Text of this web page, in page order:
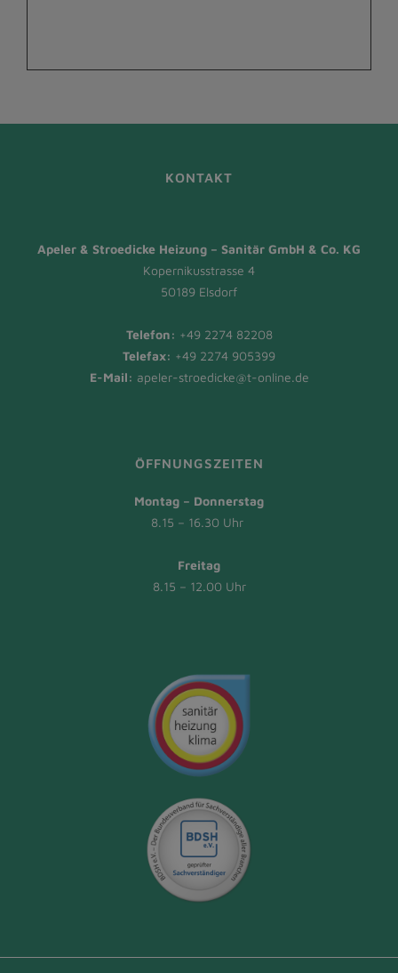
KONTAKT
Apeler & Stroedicke Heizung – Sanitär GmbH & Co. KG
Kopernikusstrasse 4
50189 Elsdorf
Telefon: +49 2274 82208
Telefax: +49 2274 905399
E-Mail: apeler-stroedicke@t-online.de
ÖFFNUNGSZEITEN
Montag – Donnerstag
8.15 – 16.30 Uhr
Freitag
8.15 – 12.00 Uhr